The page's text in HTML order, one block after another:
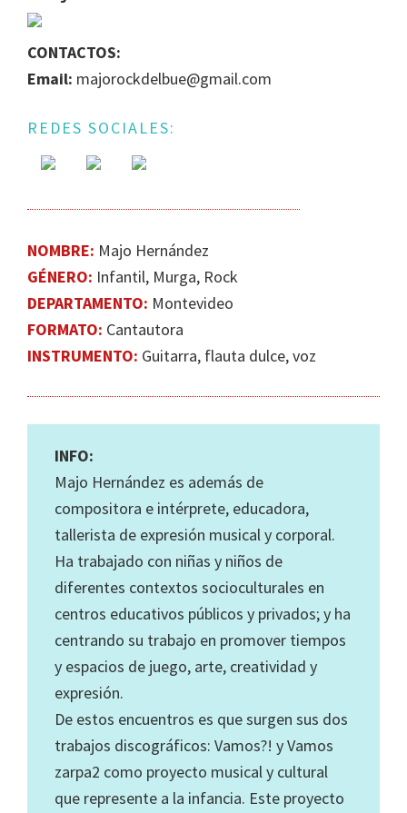
IGUALDAD
DE
ESCENA
MUSICAL
CONTACTOS:
Email: majorockdelbue@gmail.com
REDES SOCIALES:
NOMBRE: Majo Hernández
GÉNERO: Infantil, Murga, Rock
DEPARTAMENTO: Montevideo
FORMATO: Cantautora
INSTRUMENTO: Guitarra, flauta dulce, voz
INFO:
Majo Hernández es además de
compositora e intérprete, educadora,
tallerista de expresión musical y corporal.
Ha trabajado con niñas y niños de
diferentes contextos socioculturales en
centros educativos públicos y privados; y ha
centrando su trabajo en promover tiempos
y espacios de juego, arte, creatividad y
expresión.
De estos encuentros es que surgen sus dos
trabajos discográficos: Vamos?! y Vamos
zarpa2 como proyecto musical y cultural
que represente a la infancia. Este proyecto